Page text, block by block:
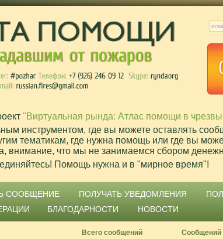
"Виртуальная рында: Атлас помощи в
инструментом, где вы можете оставлять
тематикам, где нужна помощь или где вы
внимание, что мы не занимаемся сбором
Помощь нужна и в "мирное время"!
СООБЩЕНИЕ ПОЛУЧАТЬ УВЕДОМЛЕНИЯ
БЛАГОДАРНОСТИ НОВОСТИ
Всего сообщений Сообщений